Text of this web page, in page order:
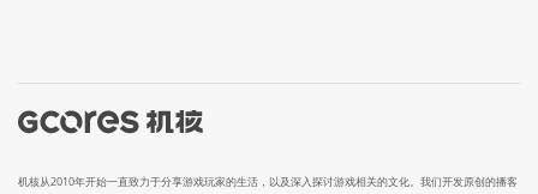
机核从2010年开始一直致力于分享游戏玩家的生活，以及深入探讨游戏相关的文化。我们开发原创的播客